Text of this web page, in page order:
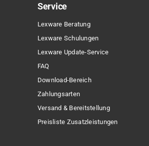
Service
Lexware Beratung
Lexware Schulungen
Lexware Update-Service
FAQ
Download-Bereich
Zahlungsarten
Versand & Bereitstellung
Preisliste Zusatzleistungen